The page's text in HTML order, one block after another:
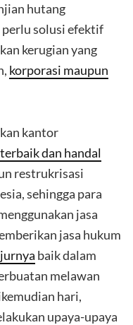
hutang
perlu solusi efektif
kerugian yang
korporasi maupun
kantor
dan handal
restrukrisasi
sehingga para
jasa
jasa hukum
baik dalam
melawan
hari,
upaya-upaya